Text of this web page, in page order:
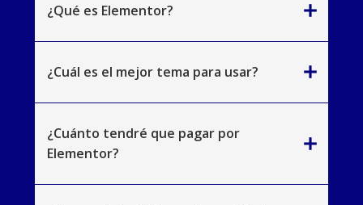
¿Qué es Elementor? add
¿Cuál es el mejor tema para usar? add
¿Cuánto tendré que pagar por
Elementor?
add